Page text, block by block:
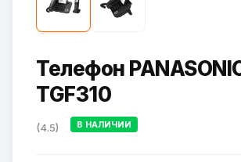
Телефон
TGF310
(4.5) В НАЛИЧИИ